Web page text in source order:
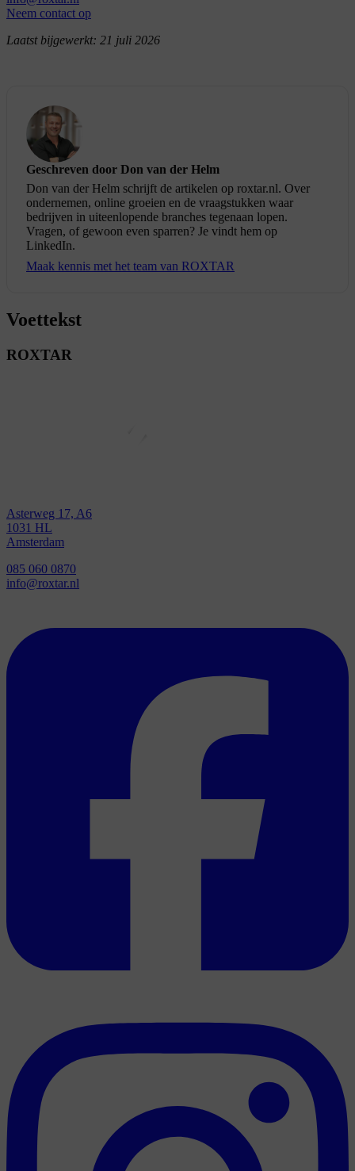
Neem contact op
Laatst bijgewerkt: 21 juli 2026
Geschreven door Don van der Helm
Don van der Helm schrijft de artikelen op roxtar.nl. Over
ondernemen, online groeien en de vraagstukken waar
bedrijven in uiteenlopende branches tegenaan lopen.
Vragen, of gewoon even sparren? Je vindt hem op
LinkedIn.
Maak kennis met het team van ROXTAR
Voettekst
ROXTAR
Asterweg 17, A6
1031 HL
Amsterdam
085 060 0870
info@roxtar.nl